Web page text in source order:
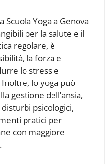
Scuola Yoga a Genova
per la salute e il
regolare, è
la forza e
lo stress e
lo yoga può
gestione dell’ansia,
psicologici,
pratici per
con maggiore